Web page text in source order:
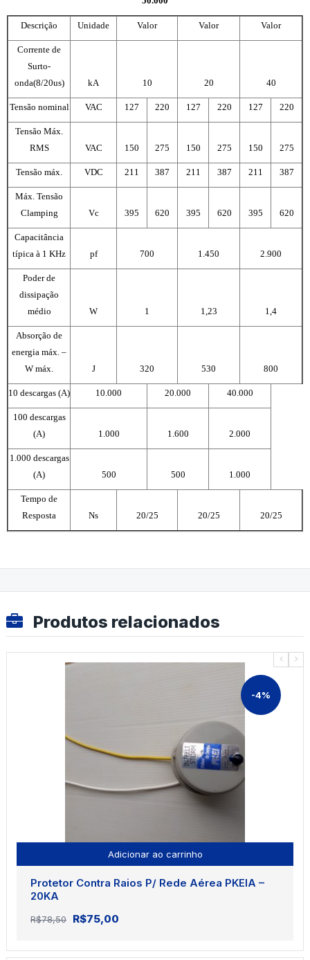
Descrição Unidade Valor Valor Valor
Corrente de
Surto-
onda(8/20us)
kA 10 20 40
Tensão nominal VAC 127 220 127 220 127 220
Tensão Máx.
RMS
VAC 150 275 150 275 150 275
Tensão máx. VDC 211 387 211 387 211 387
Máx. Tensão
Clamping
Vc 395 620 395 620 395 620
Capacitância
típica à 1 KHz
pf 700 1.450 2.900
Poder de
dissipação
médio
W 1 1,23 1,4
Absorção de
energia máx. –
W máx.
J 320 530 800
10 descargas (A) 10.000 20.000 40.000
100 descargas
(A)
1.000 1.600 2.000
1.000 descargas
(A)
500 500 1.000
Tempo de
Resposta
Ns 20/25 20/25 20/25
Produtos relacionados
-4%
Adicionar ao carrinho
Protetor Contra Raios P/ Rede Aérea PKEIA –
20KA
R$78,50
O
original
R$75,00
atual